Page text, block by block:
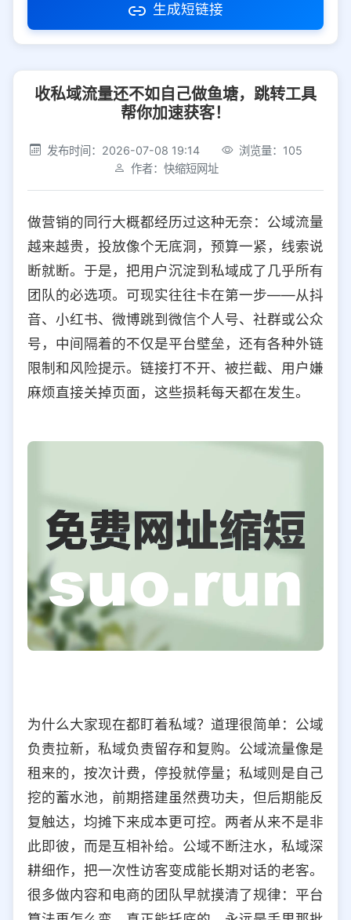
访问密码
社交平台 电商平台
选择防红平台类型，避免链接被拦截
平台设置
iOS Android PC 其他
选择允许访问的平台类型
生成短链接
收私域流量还不如自己做鱼塘，跳转工具
帮你加速获客！
发布时间：2026-07-08 19:14
浏览量：105
作者：快缩短网址
做营销的同行大概都经历过这种无奈：公域流量
越来越贵，投放像个无底洞，预算一紧，线索说
断就断。于是，把用户沉淀到私域成了几乎所有
团队的必选项。可现实往往卡在第一步——从抖
音、小红书、微博跳到微信个人号、社群或公众
号，中间隔着的不仅是平台壁垒，还有各种外链
限制和风险提示。链接打不开、被拦截、用户嫌
麻烦直接关掉页面，这些损耗每天都在发生。
为什么大家现在都盯着私域？道理很简单：公域
负责拉新，私域负责留存和复购。公域流量像是
租来的，按次计费，停投就停量；私域则是自己
挖的蓄水池，前期搭建虽然费功夫，但后期能反
复触达，均摊下来成本更可控。两者从来不是非
此即彼，而是互相补给。公域不断注水，私域深
耕细作，把一次性访客变成能长期对话的老客。
很多做内容和电商的团队早就摸清了规律：平台